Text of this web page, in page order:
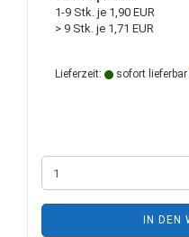
1-9 Stk. je 1,90 EUR
> 9 Stk. je 1,71 EUR
Lieferzeit: sofort lieferbar
IN DEN